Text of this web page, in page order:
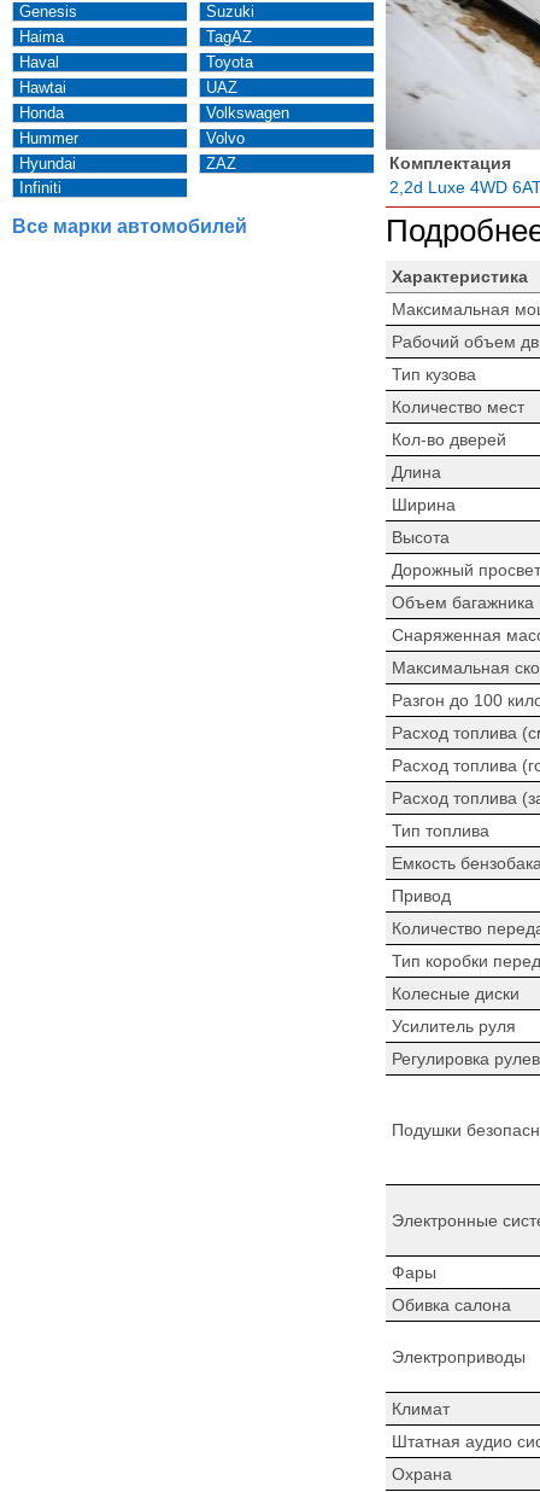
Genesis
Haima
Haval
Hawtai
Honda
Hummer
Hyundai
Infiniti
Suzuki
TagAZ
Toyota
UAZ
Volkswagen
Volvo
ZAZ
Все марки автомобилей
Комплектация
2,2d Luxe 4WD
Характеристика
Максимальная
Рабочий объем
Тип кузова
Количество мест
Кол-во дверей
Длина
Ширина
Высота
Дорожный просвет
Объем багажника
Снаряженная
Максимальная
Разгон до 100
Расход топлива
Расход топлива
Расход топлива
Тип топлива
Емкость
Привод
Количество
Тип коробки
Колесные диски
Усилитель руля
Регулировка
Подушки
Электронные
Фары
Обивка салона
Электроприводы
Климат
Штатная аудио
Охрана